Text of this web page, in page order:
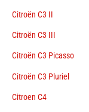
Citroën C3 II
Citroën C3 III
Citroën C3 Picasso
Citroën C3 Pluriel
Citroen C4